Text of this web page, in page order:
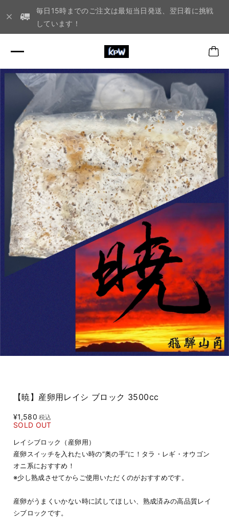
毎日15時までのご注文は最短当日発送、翌日着に挑戦
しています！
【暁】産卵用レイシ ブロック 3500cc
¥1,580 税込
SOLD OUT
レイシブロック（産卵用）
産卵スイッチを入れたい時の“奥の手”に！タラ・レギ・オウゴン
オニ系におすすめ！
※少し熟成させてからご使用いただくのがおすすめです。
産卵がうまくいかない時に試してほしい、熟成済みの高品質レイ
シブロックです。